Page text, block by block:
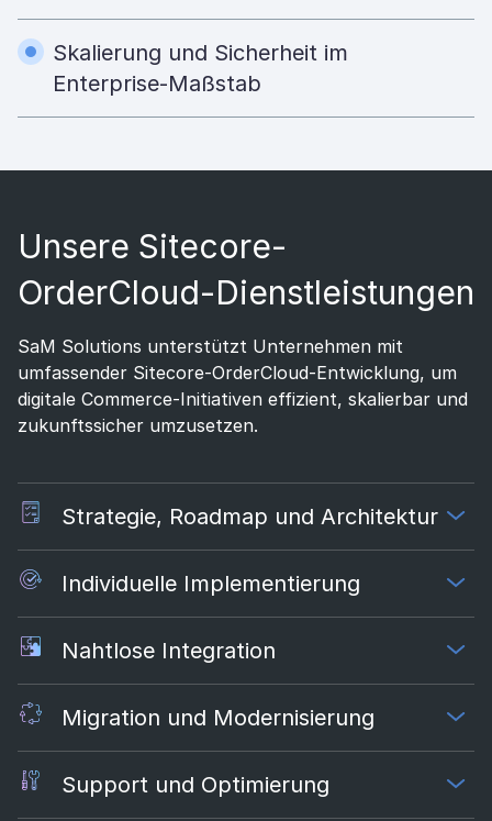
Skalierung und Sicherheit im
Enterprise-Maßstab
Unsere Sitecore-
OrderCloud-Dienstleistungen
SaM Solutions unterstützt Unternehmen mit
umfassender Sitecore-OrderCloud-Entwicklung, um
digitale Commerce-Initiativen effizient, skalierbar und
zukunftssicher umzusetzen.
Strategie, Roadmap und Architektur
Individuelle Implementierung
Nahtlose Integration
Migration und Modernisierung
Support und Optimierung